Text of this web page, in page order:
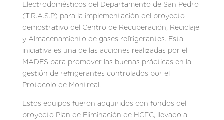
Electrodomésticos del Departamento de San Pedro
(T.R.A.S.P) para la implementación del proyecto
demostrativo del Centro de Recuperación, Reciclaje
y Almacenamiento de gases refrigerantes. Esta
iniciativa es una de las acciones realizadas por el
MADES para promover las buenas prácticas en la
gestión de refrigerantes controlados por el
Protocolo de Montreal.
Estos equipos fueron adquiridos con fondos del
proyecto Plan de Eliminación de HCFC, llevado a